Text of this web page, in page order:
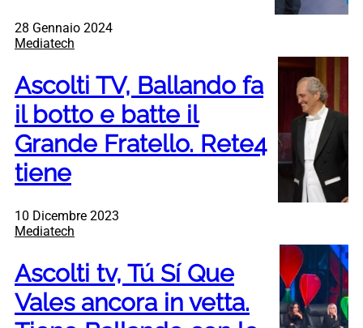
28 Gennaio 2024
Mediatech
Ascolti TV, Ballando fa
il botto e batte il
Grande Fratello. Rete4
tiene
10 Dicembre 2023
Mediatech
Ascolti tv, Tú Sí Que
Vales ancora in vetta.